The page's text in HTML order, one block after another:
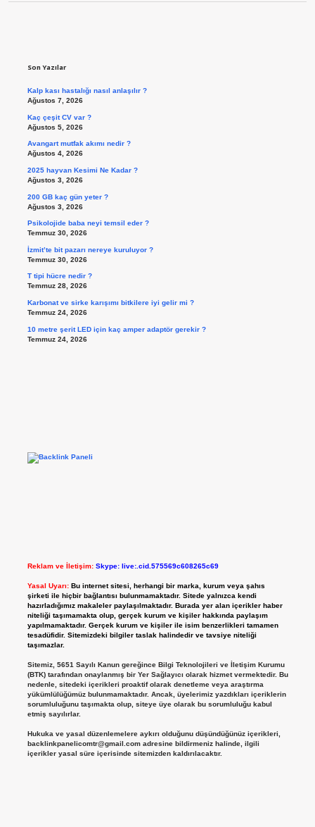
Son Yazılar
Kalp kası hastalığı nasıl anlaşılır ?
Ağustos 7, 2026
Kaç çeşit CV var ?
Ağustos 5, 2026
Avangart mutfak akımı nedir ?
Ağustos 4, 2026
2025 hayvan Kesimi Ne Kadar ?
Ağustos 3, 2026
200 GB kaç gün yeter ?
Ağustos 3, 2026
Psikolojide baba neyi temsil eder ?
Temmuz 30, 2026
İzmit’te bit pazarı nereye kuruluyor ?
Temmuz 30, 2026
T tipi hücre nedir ?
Temmuz 28, 2026
Karbonat ve sirke karışımı bitkilere iyi gelir mi ?
Temmuz 24, 2026
10 metre şerit LED için kaç amper adaptör gerekir ?
Temmuz 24, 2026
Reklam ve İletişim: Skype: live:.cid.575569c608265c69
Yasal Uyarı: Bu internet sitesi, herhangi bir marka, kurum veya şahıs
şirketi ile hiçbir bağlantısı bulunmamaktadır. Sitede yalnızca kendi
hazırladığımız makaleler paylaşılmaktadır. Burada yer alan içerikler haber
niteliği taşımamakta olup, gerçek kurum ve kişiler hakkında paylaşım
yapılmamaktadır. Gerçek kurum ve kişiler ile isim benzerlikleri tamamen
tesadüfidir. Sitemizdeki bilgiler taslak halindedir ve tavsiye niteliği
taşımazlar.
Sitemiz, 5651 Sayılı Kanun gereğince Bilgi Teknolojileri ve İletişim Kurumu
(BTK) tarafından onaylanmış bir Yer Sağlayıcı olarak hizmet vermektedir. Bu
nedenle, sitedeki içerikleri proaktif olarak denetleme veya araştırma
yükümlülüğümüz bulunmamaktadır. Ancak, üyelerimiz yazdıkları içeriklerin
sorumluluğunu taşımakta olup, siteye üye olarak bu sorumluluğu kabul
etmiş sayılırlar.
Hukuka ve yasal düzenlemelere aykırı olduğunu düşündüğünüz içerikleri,
backlinkpanelicomtr@gmail.comadresine bildirmeniz halinde, ilgili
içerikler yasal süre içerisinde sitemizden kaldırılacaktır.